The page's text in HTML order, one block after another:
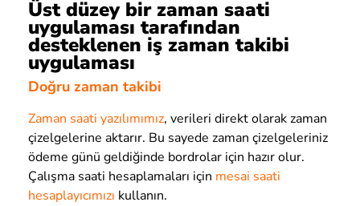
Üst düzey bir zaman saati
uygulaması tarafından
desteklenen iş zaman takibi
uygulaması
Doğru zaman takibi
Zaman saati yazılımımız, verileri direkt olarak zaman
çizelgelerine aktarır. Bu sayede zaman çizelgeleriniz
ödeme günü geldiğinde bordrolar için hazır olur.
Çalışma saati hesaplamaları için mesai saati
hesaplayıcımızı kullanın.